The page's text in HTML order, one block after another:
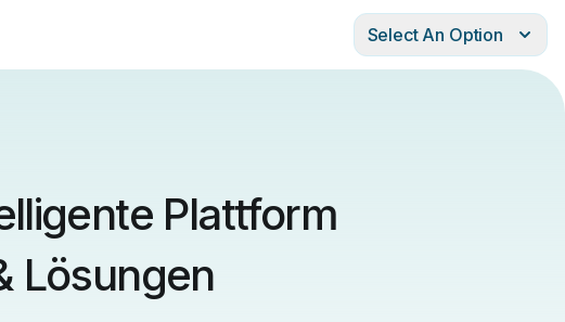
Select An Option
Plattform
Lösungen